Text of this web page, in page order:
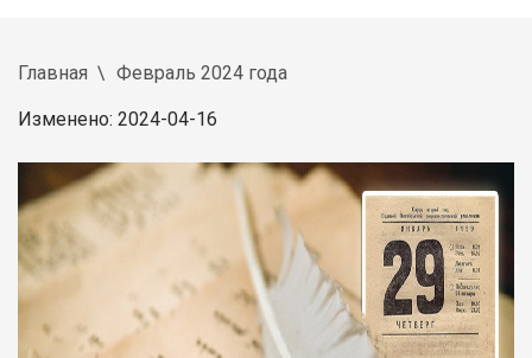
Главная Февраль 2024 года
Изменено: 2024-04-16